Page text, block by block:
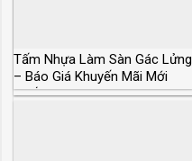
Tấm Nhựa Làm Sàn Gác Lửng
– Báo Giá Khuyến Mãi Mới
Nhất